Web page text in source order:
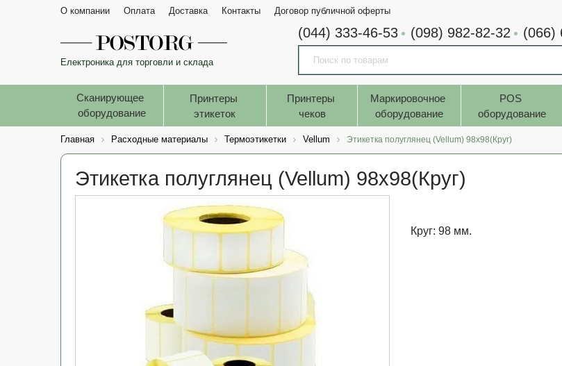
О компании Оплата Доставка Контакты Договор публичной оферты
Електроника для торговли и склада
(044) 333-46-53 (098) 982-82-32 (066)
Сканирующее
оборудование
Принтеры
этикеток
Принтеры
чеков
Маркировочное
оборудование
POS
оборудование
Главная Расходные материалы Термоэтикетки Vellum Этикетка полуглянец (Vellum) 98x98(Круг)
Этикетка полуглянец (Vellum) 98x98(Круг)
Круг: 98 мм.